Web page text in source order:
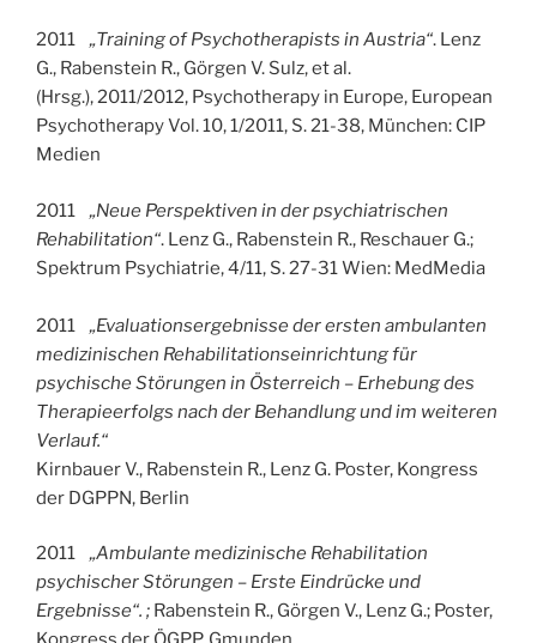
2011„Training of Psychotherapists in Austria“. Lenz
G., Rabenstein R., Görgen V. Sulz, et al.
(Hrsg.), 2011/2012, Psychotherapy in Europe, European
Psychotherapy Vol. 10, 1/2011, S. 21-38, München: CIP
Medien
2011 „Neue Perspektiven in der psychiatrischen
Rehabilitation“. Lenz G., Rabenstein R., Reschauer G.;
Spektrum Psychiatrie, 4/11, S. 27-31 Wien: MedMedia
2011 „Evaluationsergebnisse der ersten ambulanten
medizinischen Rehabilitationseinrichtung für
psychische Störungen in Österreich – Erhebung des
Therapieerfolgs nach der Behandlung und im weiteren
Verlauf.“
Kirnbauer V., Rabenstein R., Lenz G. Poster, Kongress
der DGPPN, Berlin
2011„Ambulante medizinische Rehabilitation
psychischer Störungen – Erste Eindrücke und
Ergebnisse“. ; Rabenstein R., Görgen V., Lenz G.; Poster,